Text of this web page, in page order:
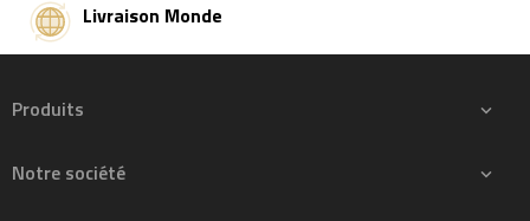
Livraison Monde
Produits 
Notre société 